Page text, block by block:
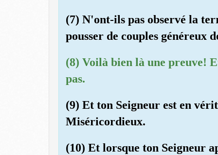
(7) N'ont-ils pas observé la
pousser de couples généreux
(8) Voilà bien là une preuve!
pas.
(9) Et ton Seigneur est en
Miséricordieux.
(10) Et lorsque ton Seigneur